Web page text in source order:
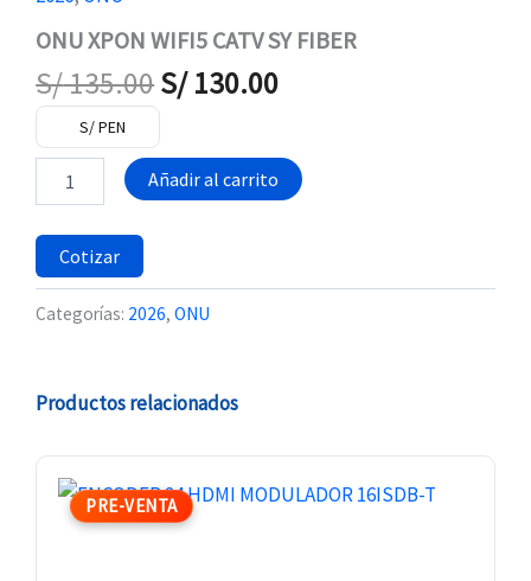
ONU XPON WIFI5 CATV SY FIBER
S/135.00S/130.00
S/ PEN
Añadir al carrito
Cotizar
Categorías: 2026,ONU
Productos relacionados
PRE-VENTA